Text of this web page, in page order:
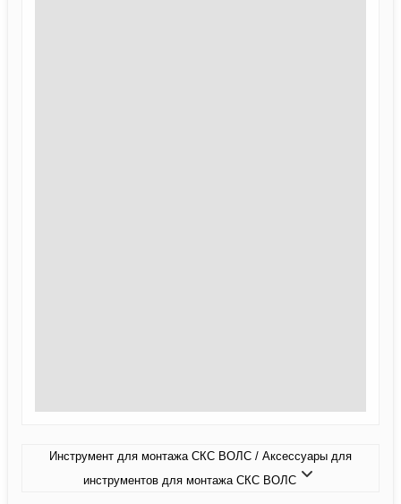
Инструмент для монтажа СКС ВОЛС / Аксессуары для
инструментов для монтажа СКС ВОЛС